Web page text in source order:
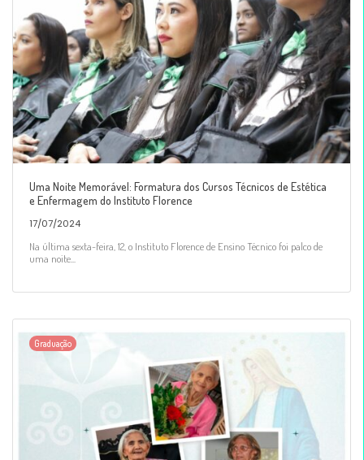
Uma Noite Memorável: Formatura dos Cursos Técnicos de Estética
e Enfermagem do Instituto Florence
17/07/2024
Na última sexta-feira, 12, o Instituto Florence de Ensino Técnico foi palco de
uma noite...
Graduação